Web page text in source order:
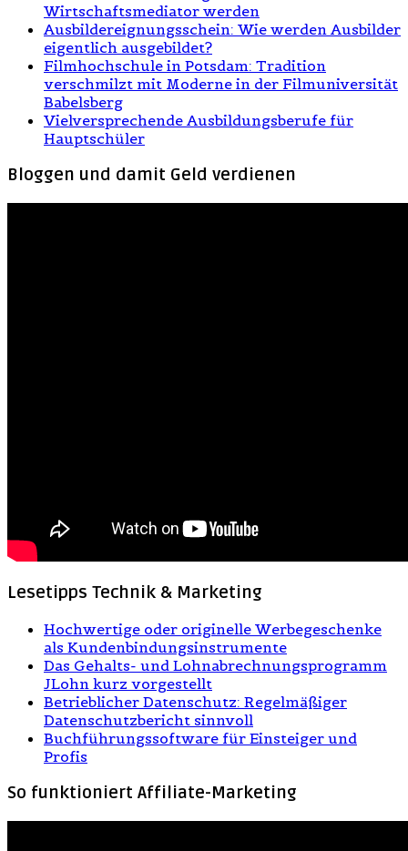
Wirtschaftsmediator werden
Ausbildereignungsschein: Wie werden Ausbilder
eigentlich ausgebildet?
Filmhochschule in Potsdam: Tradition
verschmilzt mit Moderne in der Filmuniversität
Babelsberg
Vielversprechende Ausbildungsberufe für
Hauptschüler
Bloggen und damit Geld verdienen
Lesetipps Technik & Marketing
Hochwertige oder originelle Werbegeschenke
als Kundenbindungsinstrumente
Das Gehalts- und Lohnabrechnungsprogramm
JLohn kurz vorgestellt
Betrieblicher Datenschutz: Regelmäßiger
Datenschutzbericht sinnvoll
Buchführungssoftware für Einsteiger und
Profis
So funktioniert Affiliate-Marketing